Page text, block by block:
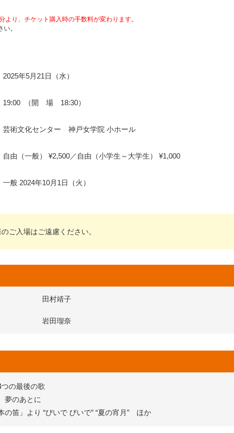
より、チケット購入時の手数料が変わります。
い。
2025年5月21日（水）
19:00 （開 場 18:30）
芸術文化センター 神戸女学院 小ホール
自由（一般） ¥2,500／自由（小学生～大学生） ¥1,000
一般 2024年10月1日（火）
ご入場はご遠慮ください。
田村靖子
岩田瑠奈
の最後の歌
夢のあとに
の笛」より “びいで びいで” “夏の宵月” ほか